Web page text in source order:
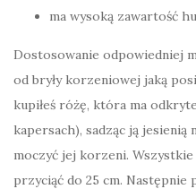
ma wysoką zawartość
Dostosowanie odpowiedniej
od bryły korzeniowej jaką
kupiłeś różę, która ma
kapersach), sadząc ją
moczyć jej korzeni.
przyciąć do 25 cm. Następnie